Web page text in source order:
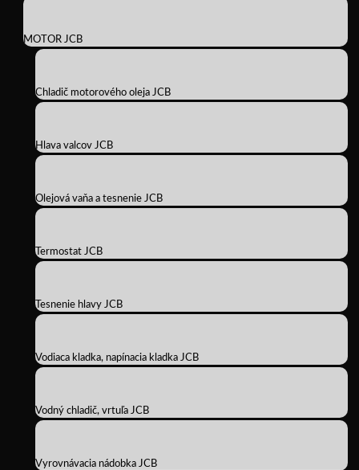
MOTOR JCB
Chladič motorového oleja JCB
Hlava valcov JCB
Olejová vaňa a tesnenie JCB
Termostat JCB
Tesnenie hlavy JCB
Vodiaca kladka, napínacia kladka JCB
Vodný chladič, vrtuľa JCB
Vyrovnávacia nádobka JCB